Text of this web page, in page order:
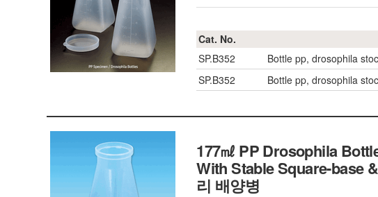
Cat. No.
SP.B352
Bottle pp, drosophila
SP.B352
Bottle pp, drosophila
177㎖ PP Drosophila
With Stable Square-base
리 배양병